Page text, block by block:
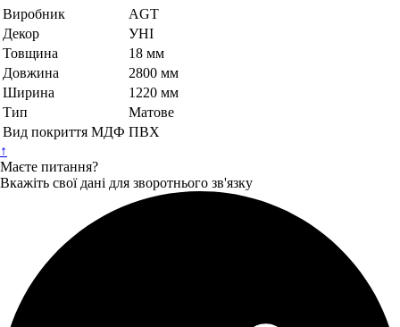
Виробник
AGT
Декор
УНІ
Товщина
18 мм
Довжина
2800 мм
Ширина
1220 мм
Тип
Матове
Вид покриття МДФ ПВХ
↑
Маєте питання?
Вкажіть свої дані для зворотнього зв'язку